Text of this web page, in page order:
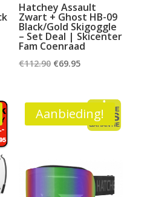
Hatchey Assault
Zwart + Ghost HB-09
Black/Gold Skigoggle
– Set Deal | Skicenter
Fam Coenraad
€112.90 Oorspronkelijke
€112.90.
€69.95Huidige
€69.95.
Aanbieding!